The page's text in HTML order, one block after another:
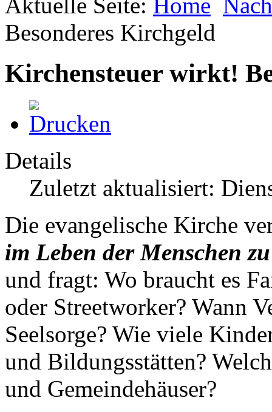
Aktuelle Seite: Home
Besonderes Kirchgeld
Kirchensteuer wirkt!
Details
Zuletzt aktualisiert:
Die evangelische Kirche
im Leben der Menschen
und fragt: Wo braucht es
oder Streetworker? Wann
Seelsorge? Wie viele
und Bildungsstätten?
und Gemeindehäuser?